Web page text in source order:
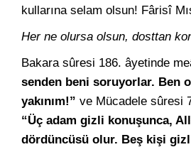
kullarına selam olsun! Fârisî
Her ne olursa olsun, dosttan
Bakara sûresi 186. âyetinde
senden beni soruyorlar. Ben
yakınım!” ve Mücadele sûresi
“Üç adam gizli konuşunca,
dördüncüsü olur. Beş kişi